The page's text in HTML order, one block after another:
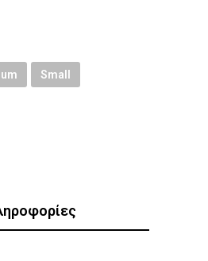
Small